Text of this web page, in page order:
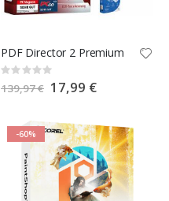
PDF Director 2 Premium
Rating:
0%
139,97 € Special
Price
17,99 €
-60%